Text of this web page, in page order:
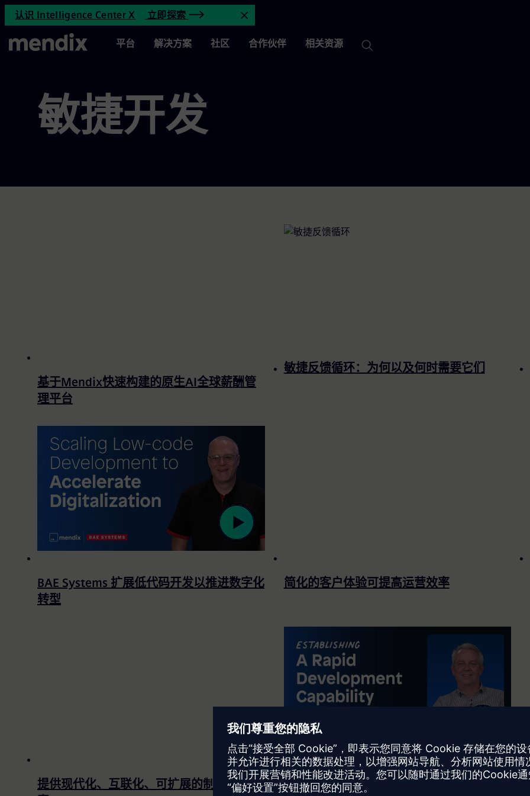
敏捷开发档案 | 第 3 页，共 15 页 | Mendix
跳到主要内容
认识 Intelligence Center X 立即探索
关闭公告
主页
平台 解决方案 社区 合作伙伴 相关资源
敏捷开发
基于Mendix快速构建的原生AI全球薪酬管
理平台
敏捷反馈循环：为何以及何时需要它们
BAE Systems 扩展低代码开发以推进数字化
转型
简化的客户体验可提高运营效率
提供现代化、互联化、可扩展的制造解决方
荷兰合作银行缩短了信用风险评估的处理时